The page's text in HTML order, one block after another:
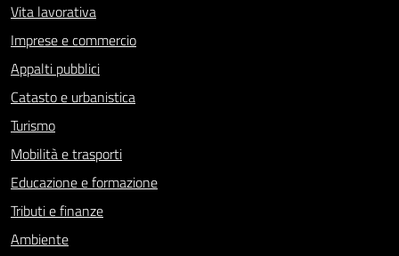
Vita lavorativa
Imprese e commercio
Appalti pubblici
Catasto e urbanistica
Turismo
Mobilità e trasporti
Educazione e formazione
Tributi e finanze
Ambiente